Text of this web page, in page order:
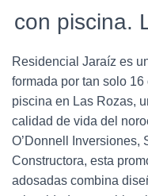
con piscina.
Residencial Jaraíz es
formada por tan solo 16
piscina en Las Rozas,
calidad de vida del
O’Donnell Inversiones,
Constructora, esta
adosadas combina